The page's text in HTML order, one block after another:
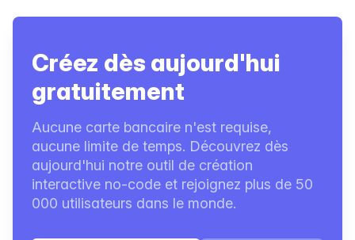
Créez dès aujourd'hui
gratuitement
Aucune carte bancaire n'est requise,
aucune limite de temps. Découvrez dès
aujourd'hui notre outil de création
interactive no-code et rejoignez plus de 50
000 utilisateurs dans le monde.